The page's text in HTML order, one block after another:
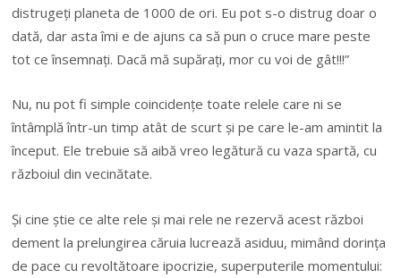
distrugeţi planeta de 1000 de ori. Eu pot s-o distrug doar o
dată, dar asta îmi e de ajuns ca să pun o cruce mare peste
tot ce însemnaţi. Dacă mă supăraţi, mor cu voi de gât!!!”
Nu, nu pot fi simple coincidenţe toate relele care ni se
întâmplă într-un timp atât de scurt şi pe care le-am amintit la
început. Ele trebuie să aibă vreo legătură cu vaza spartă, cu
războiul din vecinătate.
Şi cine ştie ce alte rele şi mai rele ne rezervă acest război
dement la prelungirea căruia lucrează asiduu, mimând dorinţa
de pace cu revoltătoare ipocrizie, superputerile momentului: